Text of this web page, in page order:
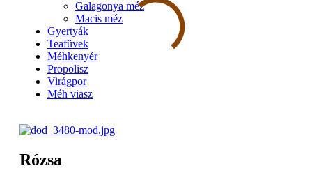
Galagonya méz
Macis méz
Gyertyák
Teafüvek
Méhkenyér
Propolisz
Virágpor
Méh viasz
Rózsa